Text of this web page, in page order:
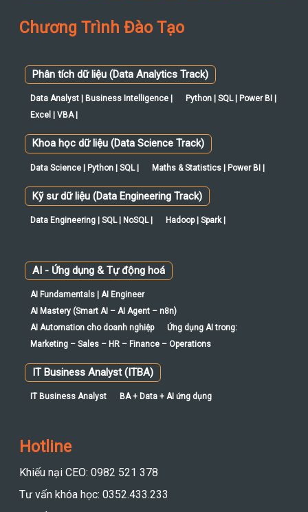
Chương Trình Đào Tạo
Phân tích dữ liệu (Data Analytics Track)
Data Analyst | Business Intelligence |
Python | SQL | Power BI |
Excel | VBA |
Khoa học dữ liệu (Data Science Track)
Data Science | Python | SQL | Maths & Statistics | Power BI |
Kỹ sư dữ liệu (Data Engineering Track)
Data Engineering | SQL | NoSQL | Hadoop | Spark |
AI - Ứng dụng & Tự động hoá
AI Fundamentals | AI Engineer
AI Mastery (Smart AI – AI Agent – n8n)
AI Automation cho doanh nghiệp
Ứng dụng AI trong:
Marketing – Sales – HR – Finance – Operations
IT Business Analyst (ITBA)
IT Business Analyst BA + Data + AI ứng dụng
Hotline
Khiếu nại CEO: 0982 521 378
Tư vấn khóa học: 0352.433.233